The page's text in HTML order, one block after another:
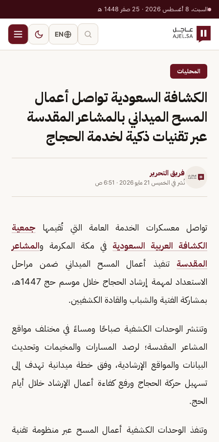
السبت، 8 أغسطس 2026 · 25 صفر 1448 هـ
EN
المحليات
الكشافة السعودية تواصل أعمال
المسح الميداني بالمشاعر المقدسة
عبر تقنيات ذكية لخدمة الحجاج
فريق التحرير
نُشر في الخميس 21 مايو 2026 · 6:51 ص
تواصل معسكرات الخدمة العامة التي تُقيمها جمعية
الكشافة العربية السعودية في مكة المكرمة والمشاعر
المقدسة تنفيذ أعمال المسح الميداني ضمن مراحل
الاستعداد لمهمة إرشاد الحجاج خلال موسم حج 1447هـ،
بمشاركة الفتية والشباب والقادة الكشفيين.
وتنتشر الوحدات الكشفية صباحًا ومساءً في مختلف مواقع
المشاعر المقدسة؛ لرصد المسارات والمخيمات وتحديث
البيانات والمواقع الإرشادية، وفق خطة ميدانية تهدف إلى
تسهيل حركة الحجاج ورفع كفاءة أعمال الإرشاد خلال أيام
الحج.
وتنفذ الوحدات الكشفية أعمال المسح عبر منظومة تقنية